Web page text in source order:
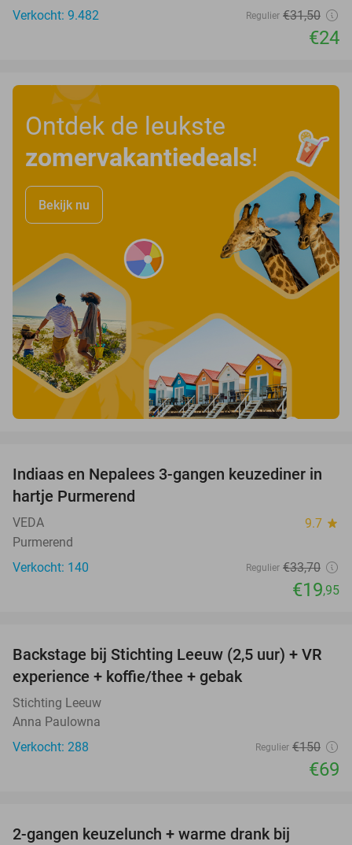
Verkocht: 9.482
Regulier €31,50
€24
Ontdek de leukste
zomervakantiedeals!
Bekijk nu
41%
Indiaas en Nepalees 3-gangen keuzediner in
hartje Purmerend
VEDA 9.7 star
Purmerend
Verkocht: 140
Regulier €33,70
€19,95
54%
Backstage bij Stichting Leeuw (2,5 uur) + VR
experience + koffie/thee + gebak
Stichting Leeuw
Anna Paulowna
Verkocht: 288
Regulier €150
€69
2-gangen keuzelunch + warme drank bij